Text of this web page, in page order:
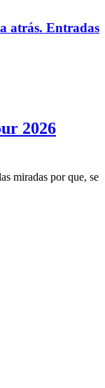
atrás. Entradas
2026
miradas por que, se